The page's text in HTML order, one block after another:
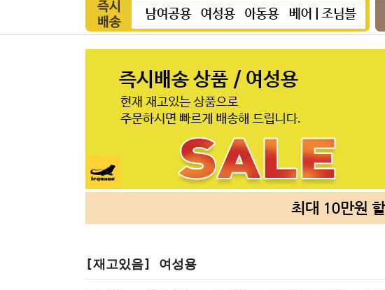
[재고있음] 여성용